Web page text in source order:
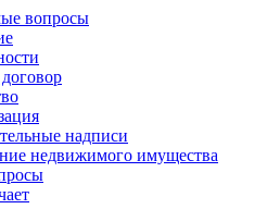
вопросы
надписи
недвижимого имущества